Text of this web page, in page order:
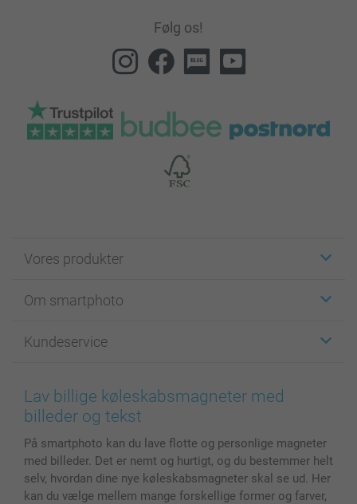
Følg os!
Vores produkter
Fotokort
Fotobøger
Billeder, Plakater & Fotohæfter
Cover til mobil & tablet
Fotokalender & Kalenderbog
Fotorammer & Tilbehør
Alle fotoprodukter
Om smartphoto
For affiliate
Cookie Policy
Sitemap
Investor Relations
Kundeservice
100% tilfredshedsgaranti
smartbonus
Status for ordrer
Lav billige køleskabsmagneter med
billeder og tekst
På smartphoto kan du lave flotte og personlige magneter
med billeder. Det er nemt og hurtigt, og du bestemmer helt
selv, hvordan dine nye køleskabsmagneter skal se ud. Her
kan du vælge mellem mange forskellige former og farver,